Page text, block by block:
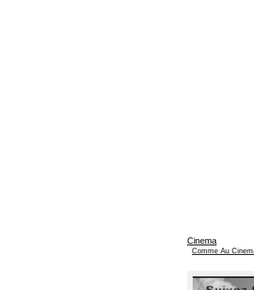
Cinema
Comme Au